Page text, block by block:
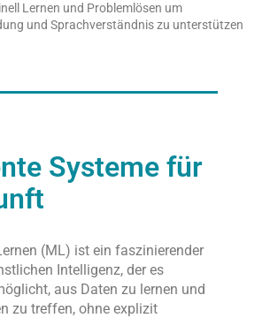
Lernen und Problemlösen um
und Sprachverständnis zu unterstützen
Systeme für
(ML) ist ein faszinierender
Intelligenz, der es
aus Daten zu lernen und
zu treffen, ohne explizit